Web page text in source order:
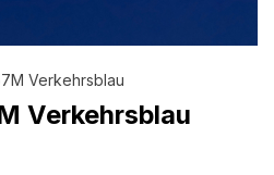
Verkehrsblau
Verkehrsblau